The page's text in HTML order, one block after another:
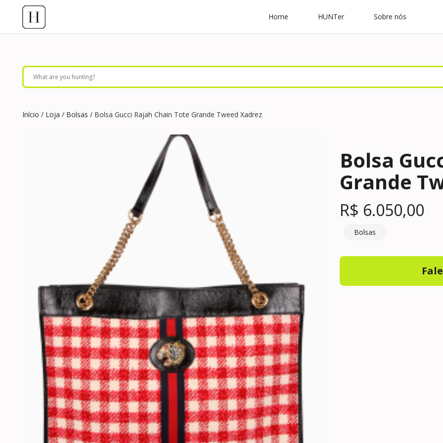
Home HUNTer Sobre nós
Início / Loja / Bolsas / Bolsa Gucci Rajah Chain Tote Grande Tweed Xadrez
Bolsa
Grande
R$ 6.050,00
Bolsas